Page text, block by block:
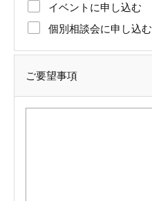
イベントに申し込む
個別相談会に申し込む
ご要望事項